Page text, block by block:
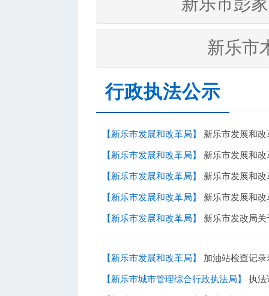
新乐市
行政执法公示
【新乐市发展和改革局】 新乐市发展和改革
【新乐市发展和改革局】 新乐市发展和改
【新乐市发展和改革局】 新乐市发展和改革局关于新乐
【新乐市发展和改革局】 新乐市发展和改革局关于新
【新乐市发展和改革局】 新乐市发改局关于印发《
【新乐市发展和改革局】 加油站检查记录
【新乐市城市管理综合行政执法局】 执法